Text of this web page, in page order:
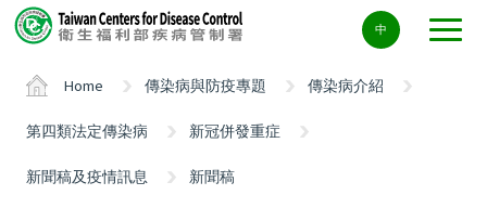
Center
block
中
Home 傳染病與防疫專題 傳染病介紹
第四類法定傳染病 新冠併發重症
新聞稿及疫情訊息 新聞稿